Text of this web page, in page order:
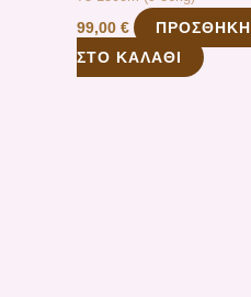
99,00€
ΠΡΟΣΘΉΚΗ
ΣΤΟ ΚΑΛΆΘΙ